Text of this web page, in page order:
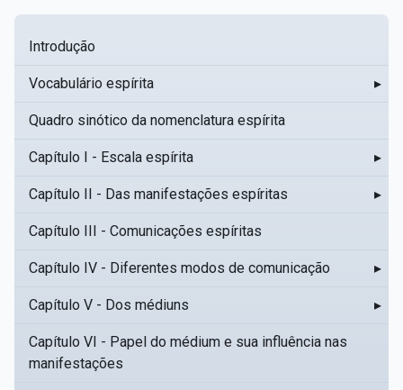
Introdução
Vocabulário espírita ▸
Quadro sinótico da nomenclatura espírita
Capítulo I - Escala espírita ▸
Capítulo II - Das manifestações espíritas ▸
Capítulo III - Comunicações espíritas
Capítulo IV - Diferentes modos de comunicação ▸
Capítulo V - Dos médiuns ▸
Capítulo VI - Papel do médium e sua influência nas
manifestações